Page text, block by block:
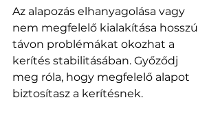
Az alapozás elhanyagolása vagy
nem megfelelő kialakítása hosszú
távon problémákat okozhat a
kerítés stabilitásában. Győződj
meg róla, hogy megfelelő alapot
biztosítasz a kerítésnek.